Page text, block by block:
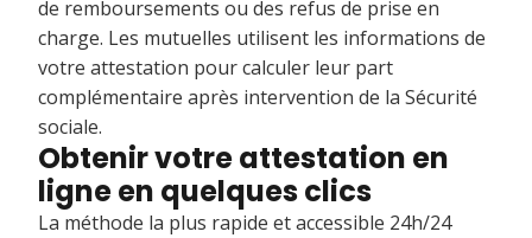
de remboursements ou des refus de prise en
charge. Les mutuelles utilisent les informations de
votre attestation pour calculer leur part
complémentaire après intervention de la Sécurité
sociale.
Obtenir votre attestation en
ligne en quelques clics
La méthode la plus rapide et accessible 24h/24